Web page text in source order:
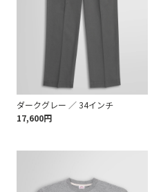
ダークグレー ／ 34インチ
17,600円